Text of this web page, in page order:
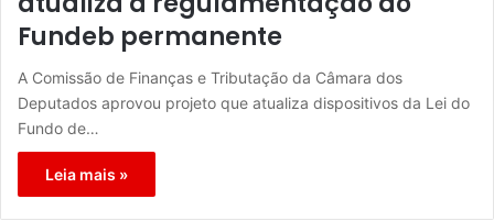
Fundeb permanente
A Comissão de Finanças e Tributação da Câmara dos
Deputados aprovou projeto que atualiza dispositivos da Lei do
Fundo de…
Leia mais »